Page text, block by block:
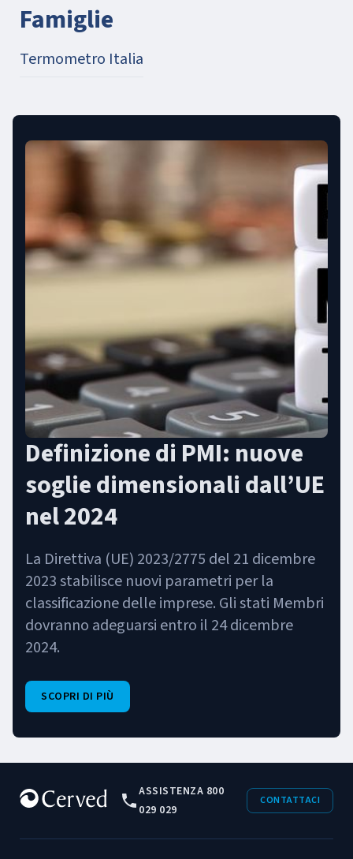
Famiglie
Termometro Italia
Definizione di PMI: nuove
soglie dimensionali dall’UE
nel 2024
La Direttiva (UE) 2023/2775 del 21 dicembre
2023 stabilisce nuovi parametri per la
classificazione delle imprese. Gli stati Membri
dovranno adeguarsi entro il 24 dicembre
2024.
SCOPRI DI PIÙ
ASSISTENZA 800
029 029
CONTATTACI